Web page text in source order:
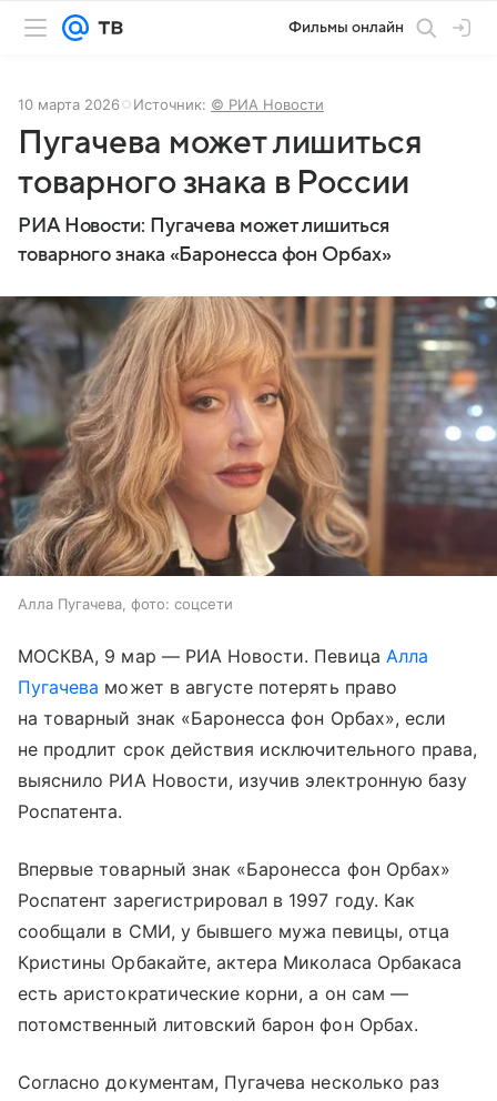
Фильмы онлайн
10 марта 2026 Источник: © РИА Новости
Пугачева может лишиться
товарного знака в России
РИА Новости: Пугачева может лишиться
товарного знака «Баронесса фон Орбах»
Алла Пугачева, фото: соцсети
МОСКВА, 9 мар — РИА Новости. Певица Алла
Пугачева может в августе потерять право
на товарный знак «Баронесса фон Орбах», если
не продлит срок действия исключительного права,
выяснило РИА Новости, изучив электронную базу
Роспатента.
Впервые товарный знак «Баронесса фон Орбах»
Роспатент зарегистрировал в 1997 году. Как
сообщали в СМИ, у бывшего мужа певицы, отца
Кристины Орбакайте, актера Миколаса Орбакаса
есть аристократические корни, а он сам —
потомственный литовский барон фон Орбах.
Согласно документам, Пугачева несколько раз